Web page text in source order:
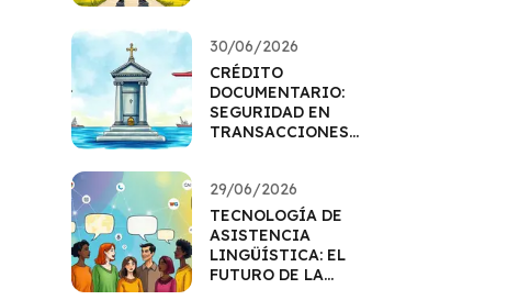
30/06/2026
CRÉDITO
DOCUMENTARIO:
SEGURIDAD EN
TRANSACCIONES
29/06/2026
TECNOLOGÍA DE
ASISTENCIA
LINGÜÍSTICA: EL
FUTURO DE LA